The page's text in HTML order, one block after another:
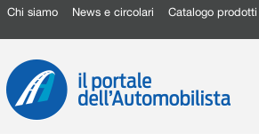
Chi siamo News e circolari Catalogo prodotti